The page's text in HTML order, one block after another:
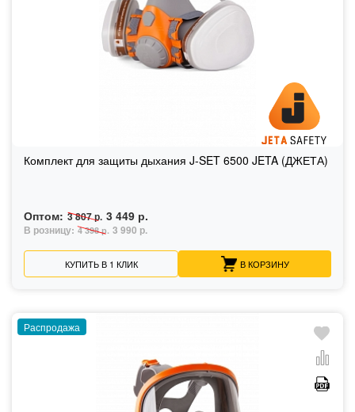
Комплект для защиты дыхания J-SET 6500 JETA (ДЖЕТА)
Оптом: 3 807 р. 3 449 р.
В розницу: 4 398 р. 3 990 р.
КУПИТЬ В 1 КЛИК В КОРЗИНУ
Распродажа